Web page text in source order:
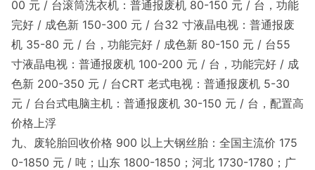
00 元 / 台滚筒洗衣机：普通报废机 80-150 元 / 台，功能
完好 / 成色新 150-300 元 / 台32 寸液晶电视：普通报废
机 35-80 元 / 台，功能完好 / 成色新 80-150 元 / 台55
寸液晶电视：普通报废机 100-200 元 / 台，功能完好 / 成
色新 200-350 元 / 台CRT 老式电视：普通报废机 5-30
元 / 台台式电脑主机：普通报废机 30-150 元 / 台，配置高
价格上浮
九、废轮胎回收价格 900 以上大钢丝胎：全国主流价 175
0-1850 元 / 吨；山东 1800-1850；河北 1730-1780；广